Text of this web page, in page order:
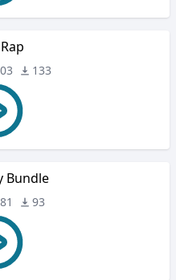
133
Bundle
93